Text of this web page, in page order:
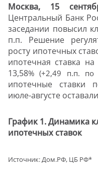
Москва, 15
Центральный Банк
заседании повысил
п.п. Решение
росту ипотечных
ипотечная ставка
13,58% (+2,49 п.п.
ипотечные ставки
июле-августе
График 1. Динамика
ипотечных ставок
Источник: Дом.РФ, ЦБ РФ*